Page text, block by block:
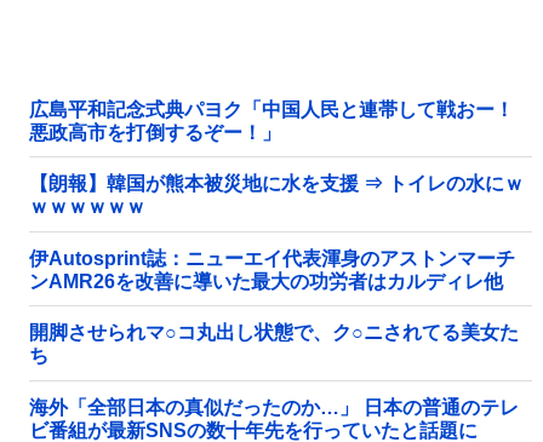
広島平和記念式典パヨク「中国人民と連帯して戦おー！
悪政高市を打倒するぞー！」
【朗報】韓国が熊本被災地に水を支援 ⇒ トイレの水にｗ
ｗｗｗｗｗｗ
伊Autosprint誌：ニューエイ代表渾身のアストンマーチ
ンAMR26を改善に導いた最大の功労者はカルディレ他
開脚させられマ○コ丸出し状態で、ク○ニされてる美女た
ち
海外「全部日本の真似だったのか…」 日本の普通のテレ
ビ番組が最新SNSの数十年先を行っていたと話題に